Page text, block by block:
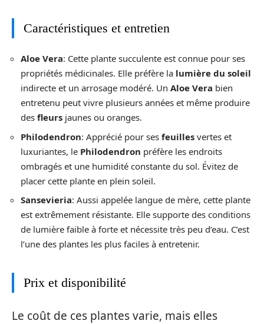
Caractéristiques et entretien
Aloe Vera: Cette plante succulente est connue pour ses
propriétés médicinales. Elle préfère la lumière du soleil
indirecte et un arrosage modéré. Un Aloe Vera bien
entretenu peut vivre plusieurs années et même produire
des fleurs jaunes ou oranges.
Philodendron: Apprécié pour ses feuilles vertes et
luxuriantes, le Philodendron préfère les endroits
ombragés et une humidité constante du sol. Évitez de
placer cette plante en plein soleil.
Sansevieria: Aussi appelée langue de mère, cette plante
est extrêmement résistante. Elle supporte des conditions
de lumière faible à forte et nécessite très peu d’eau. C’est
l’une des plantes les plus faciles à entretenir.
Prix et disponibilité
Le coût de ces plantes varie, mais elles